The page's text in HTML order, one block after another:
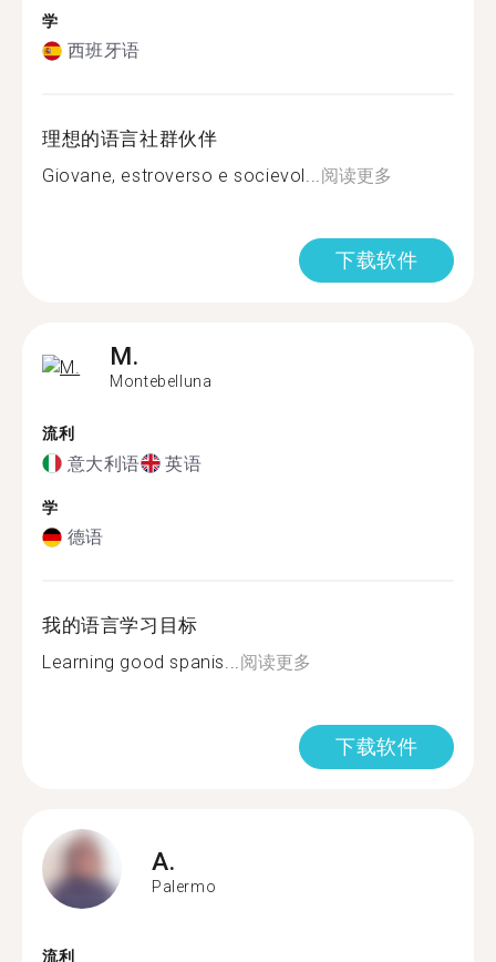
学
西班牙语
理想的语言社群伙伴
Giovane, estroverso e socievol...阅读更多
下载软件
M.
Montebelluna
流利
意大利语 英语
学
德语
我的语言学习目标
Learning good spanis...阅读更多
下载软件
A.
Palermo
流利